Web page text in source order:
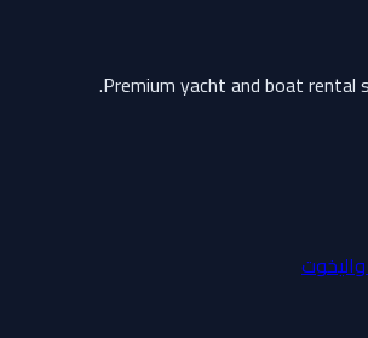
Premium yacht and boat rental